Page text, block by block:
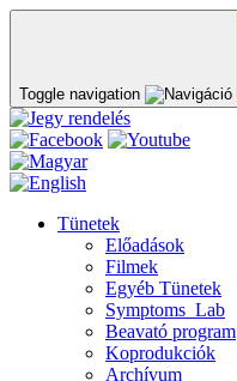
Toggle navigation
Tünetek
Előadások
Filmek
Egyéb Tünetek
Symptoms_Lab
Beavató program
Koprodukciók
Archívum